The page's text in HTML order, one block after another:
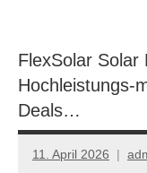
FlexSolar Solar
Hochleistungs-
Deals…
11. April 2026